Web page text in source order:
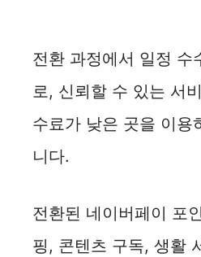
전환 과정에서 일정 수
로, 신뢰할 수 있는 서
수료가 낮은 곳을 이용
니다.
전환된 네이버페이 포
핑, 콘텐츠 구독, 생활